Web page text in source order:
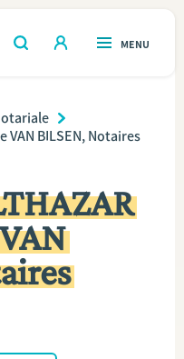
OUVERT
RECHERCHER
OUVERT
MENU
VAN BILSEN, Notaires